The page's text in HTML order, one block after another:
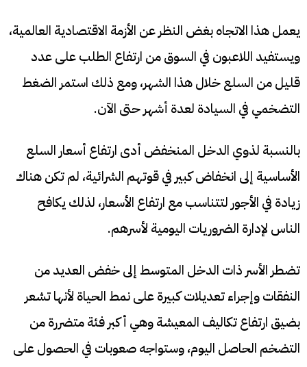
يعمل هذا الاتجاه بغض النظر عن الأزمة الاقتصادية العالمية،
ويستفيد اللاعبون في السوق من ارتفاع الطلب على عدد
قليل من السلع خلال هذا الشهر، ومع ذلك استمر الضغط
التضخمي في السيادة لعدة أشهر حتى الآن.
بالنسبة لذوي الدخل المنخفض أدى ارتفاع أسعار السلع
الأساسية إلى انخفاض كبير في قوتهم الشرائية، لم تكن هناك
زيادة في الأجور لتتناسب مع ارتفاع الأسعار، لذلك يكافح
الناس لإدارة الضروريات اليومية لأسرهم.
تضطر الأسر ذات الدخل المتوسط إلى خفض العديد من
النفقات وإجراء تعديلات كبيرة على نمط الحياة لأنها تشعر
بضيق ارتفاع تكاليف المعيشة وهي أكبر فئة متضررة من
التضخم الحاصل اليوم، وستواجه صعوبات في الحصول على